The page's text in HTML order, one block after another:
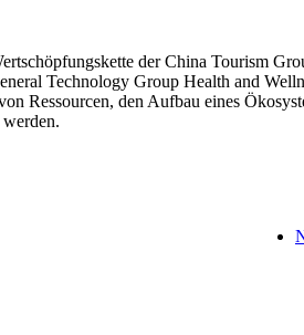
der China Tourism
Technology Group Health and
Ressourcen, den Aufbau eines